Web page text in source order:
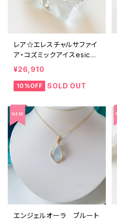
レア☆エレスチャルサファイ
ア・コズミックアイスesice-
1
¥26,910
10%OFF SOLD OUT
エンジェルオーラ ブルート